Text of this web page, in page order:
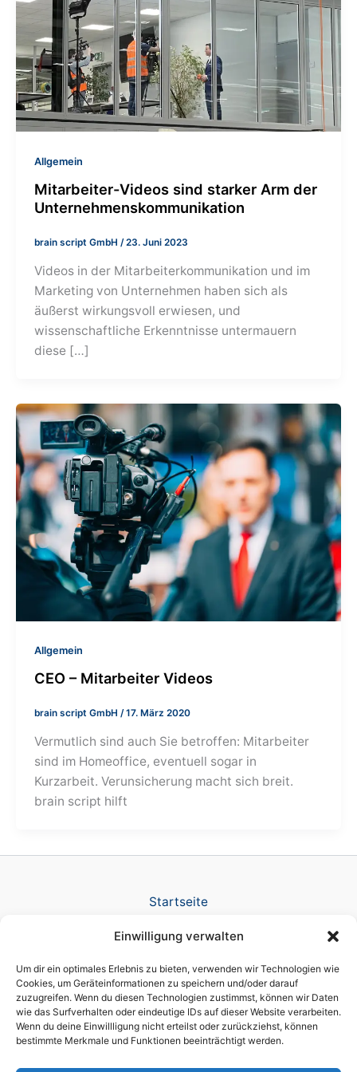
Einwilligung verwalten
Um dir ein optimales Erlebnis zu bieten, verwenden wir Technologien wie
Cookies, um Geräteinformationen zu speichern und/oder darauf
zuzugreifen. Wenn du diesen Technologien zustimmst, können wir Daten
wie das Surfverhalten oder eindeutige IDs auf dieser Website verarbeiten.
Wenn du deine Einwillligung nicht erteilst oder zurückziehst, können
bestimmte Merkmale und Funktionen beeinträchtigt werden.
Allgemein
Mitarbeiter-Videos sind starker Arm der
Unternehmenskommunikation
brain script GmbH /23. Juni 2023
Videos in der Mitarbeiterkommunikation und im
Marketing von Unternehmen haben sich als
äußerst wirkungsvoll erwiesen, und
wissenschaftliche Erkenntnisse untermauern
diese […]
Allgemein
CEO – Mitarbeiter Videos
brain script GmbH/17. März 2020
Vermutlich sind auch Sie betroffen: Mitarbeiter
sind im Homeoffice, eventuell sogar in
Kurzarbeit. Verunsicherung macht sich breit.
brain script hilft
Startseite
TV Produktion
News
Referenzen
Awards
Company
Datenschutz